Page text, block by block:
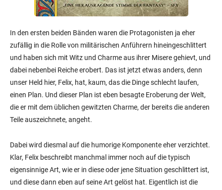
In den ersten beiden Bänden waren die Protagonisten ja eher
zufällig in die Rolle von militärischen Anführern hineingeschlittert
und haben sich mit Witz und Charme aus ihrer Misere gehievt, und
dabei nebenbei Reiche erobert. Das ist jetzt etwas anders, denn
unser Held hier, Felix, hat, kaum, das die Dinge schlecht laufen,
einen Plan. Und dieser Plan ist eben besagte Eroberung der Welt,
die er mit dem üblichen gewitzten Charme, der bereits die anderen
Teile auszeichnete, angeht.
Dabei wird diesmal auf die humorige Komponente eher verzichtet.
Klar, Felix beschreibt manchmal immer noch auf die typisch
eigensinnige Art, wie er in diese oder jene Situation geschlittert ist,
und diese dann eben auf seine Art gelöst hat. Eigentlich ist die